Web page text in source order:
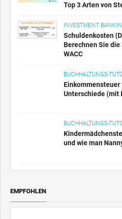
Top 3 Arten von
INVESTMENT
Schuldenkosten
Berechnen Sie
WACC
BUCHHALTUNGS-
Einkommensteuer
Unterschiede (mit
und wie man
EMPFOHLEN